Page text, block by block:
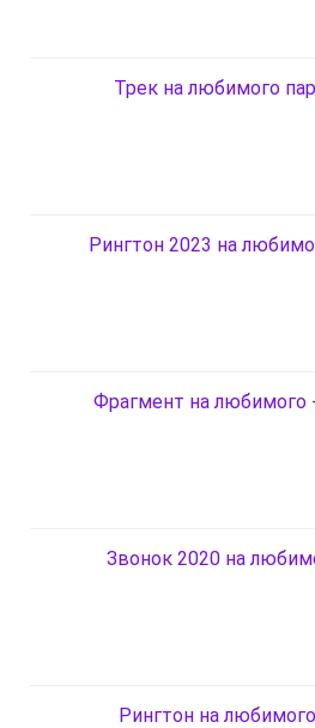
Трек на любимого
Рингтон 2023 на
Фрагмент на
Звонок 2020 на
Рингтон на